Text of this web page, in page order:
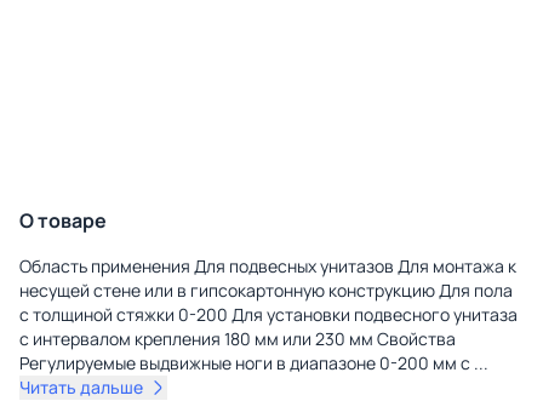
О товаре
Область применения Для подвесных унитазов Для монтажа к
несущей стене или в гипсокартонную конструкцию Для пола
с толщиной стяжки 0-200 Для установки подвесного унитаза
с интервалом крепления 180 мм или 230 мм Свойства
Регулируемые выдвижные ноги в диапазоне 0-200 мм с ...
Читать дальше